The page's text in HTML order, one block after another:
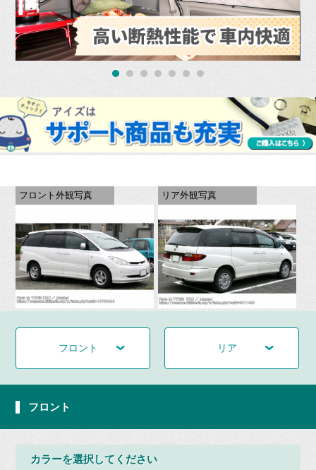
フロント外観写真 リア外観写真
フロント リア
フロント
カラーを選択してください